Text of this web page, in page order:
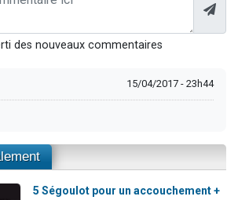
des nouveaux commentaires
15/04/2017 - 23h44
5 Ségoulot pour un accouchement +